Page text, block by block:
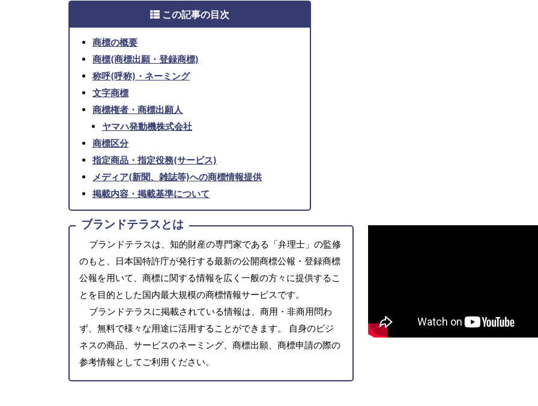
この記事の目次
商標の概要
商標(商標出願・登録商標)
称呼(呼称)・ネーミング
文字商標
商標権者・商標出願人
ヤマハ発動機株式会社
商標区分
指定商品・指定役務(サービス)
メディア(新聞、雑誌等)への商標情報提供
掲載内容・掲載基準について
ブランドテラスとは
ブランドテラスは、知的財産の専門家である「弁理士」の監修
のもと、日本国特許庁が発行する最新の公開商標公報・登録商標
公報を用いて、商標に関する情報を広く一般の方々に提供するこ
とを目的とした国内最大規模の商標情報サービスです。
ブランドテラスに掲載されている情報は、商用・非商用問わ
ず、無料で様々な用途に活用することができます。 自身のビジ
ネスの商品、サービスのネーミング、商標出願、商標申請の際の
参考情報としてご利用ください。